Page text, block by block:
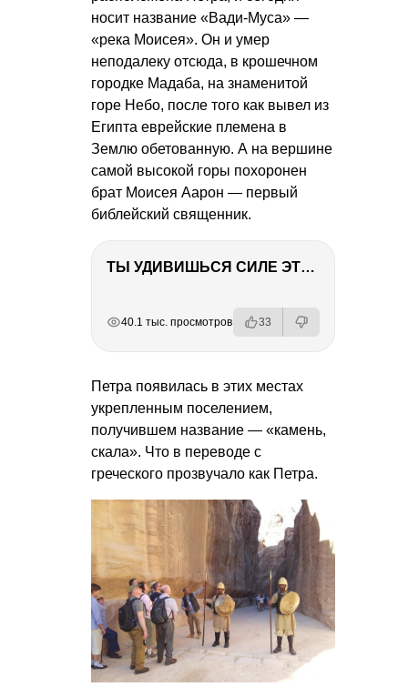
носит название «Вади-Муса» —
«река Моисея». Он и умер
неподалеку отсюда, в крошечном
городке Мадаба, на знаменитой
горе Небо, после того как вывел из
Египта еврейские племена в
Землю обетованную. А на вершине
самой высокой горы похоронен
брат Моисея Аарон — первый
библейский священник.
ТЫ УДИВИШЬСЯ СИЛЕ ЭТО ЧЕЛОВЕКА! Блог о нашей поездке в Вышний Волочек
40.1 тыс. просмотров 33
Петра появилась в этих местах
укрепленным поселением,
получившем название — «камень,
скала». Что в переводе с
греческого прозвучало как Петра.